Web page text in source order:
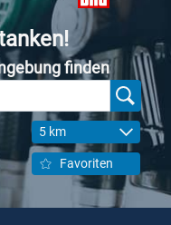
finden
5 km
Favoriten